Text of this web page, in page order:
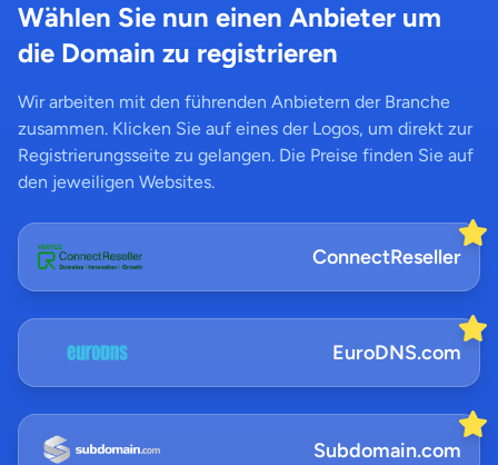
Wählen Sie nun einen Anbieter um
die Domain zu registrieren
Wir arbeiten mit den führenden Anbietern der Branche
zusammen. Klicken Sie auf eines der Logos, um direkt zur
Registrierungsseite zu gelangen. Die Preise finden Sie auf
den jeweiligen Websites.
ConnectReseller
EuroDNS.com
Subdomain.com